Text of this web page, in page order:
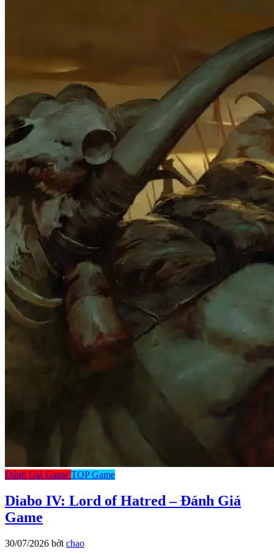
Đánh Giá Game TOP Game
Diabo IV: Lord of Hatred – Đánh Giá
Game
30/07/2026 bởi chao